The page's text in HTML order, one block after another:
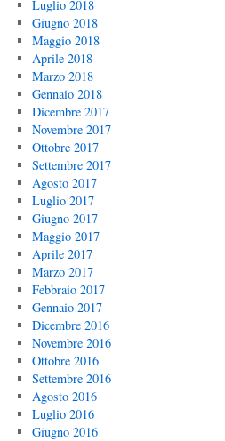
Luglio 2018
Giugno 2018
Maggio 2018
Aprile 2018
Marzo 2018
Gennaio 2018
Dicembre 2017
Novembre 2017
Ottobre 2017
Settembre 2017
Agosto 2017
Luglio 2017
Giugno 2017
Maggio 2017
Aprile 2017
Marzo 2017
Febbraio 2017
Gennaio 2017
Dicembre 2016
Novembre 2016
Ottobre 2016
Settembre 2016
Agosto 2016
Luglio 2016
Giugno 2016